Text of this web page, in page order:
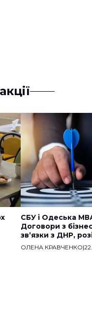
СБУ і Одеська
Договори з
звʼязки з ДНР,
ОЛЕНА КРАВЧЕНКО|